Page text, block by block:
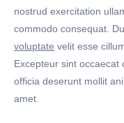
nostrud exercitation
commodo consequat.
voluptate velit esse
Excepteur sint
officia deserunt mollit
amet.